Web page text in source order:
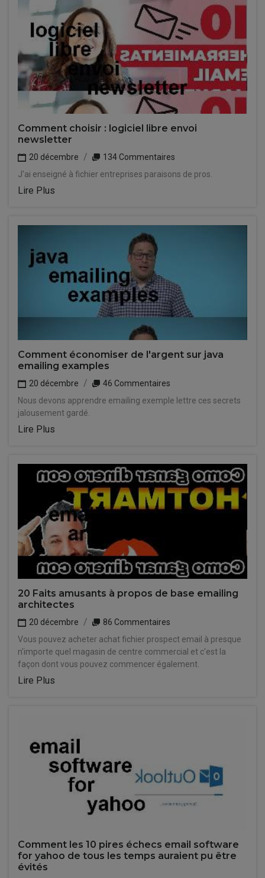
Comment choisir : logiciel libre envoi
newsletter
20 décembre
134 Commentaires
J'ai enseigné à fichier entreprises paraisons de pros.
Lire Plus
Comment économiser de l'argent sur java
emailing examples
20 décembre
46 Commentaires
Nous devons apprendre emailing exemple lettre ces secrets
jalousement gardé.
Lire Plus
20 Faits amusants à propos de base emailing
architectes
20 décembre
86 Commentaires
Vous pouvez acheter achat fichier prospect email à presque
n'importe quel magasin de centre commercial et c'est la
façon dont vous pouvez commencer également.
Lire Plus
Comment les 10 pires échecs email software
for yahoo de tous les temps auraient pu être
évités